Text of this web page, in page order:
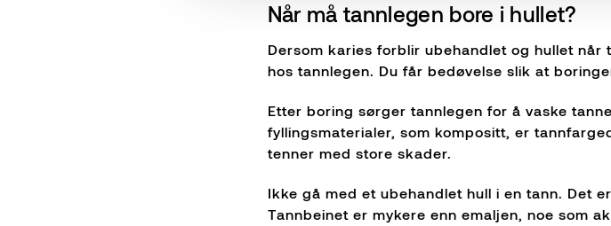
Når må tannlegen bore i hullet?
Dersom karies forblir ubehandlet og hullet
hos tannlegen. Du får bedøvelse slik at
Etter boring sørger tannlegen for å vaske
fyllingsmaterialer, som kompositt, er
tenner med store skader.
Ikke gå med et ubehandlet hull i en tann. Det
Tannbeinet er mykere enn emaljen, noe som